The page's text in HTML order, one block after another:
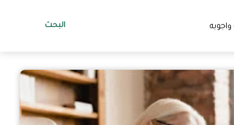
البحث